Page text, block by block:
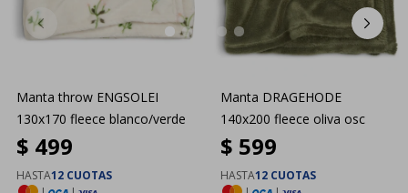
Manta throw ENGSOLEI
130x170 fleece blanco/verde
$ 499
HASTA12 CUOTAS
Manta DRAGEHODE
140x200 fleece oliva osc
$ 599
HASTA12 CUOTAS